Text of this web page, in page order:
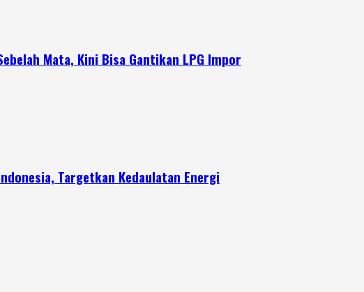
Mata, Kini Bisa Gantikan LPG Impor
Targetkan Kedaulatan Energi